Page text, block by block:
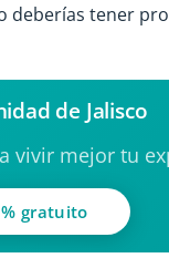
deberías tener
de Jalisco
vivir mejor tu
gratuito